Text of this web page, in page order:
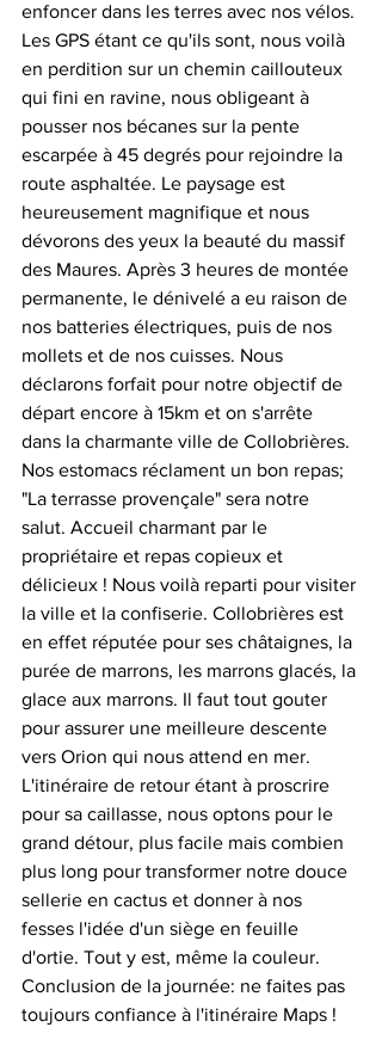
enfoncer dans les terres avec nos vélos.
Les GPS étant ce qu'ils sont, nous voilà
en perdition sur un chemin caillouteux
qui fini en ravine, nous obligeant à
pousser nos bécanes sur la pente
escarpée à 45 degrés pour rejoindre la
route asphaltée. Le paysage est
heureusement magnifique et nous
dévorons des yeux la beauté du massif
des Maures. Après 3 heures de montée
permanente, le dénivelé a eu raison de
nos batteries électriques, puis de nos
mollets et de nos cuisses. Nous
déclarons forfait pour notre objectif de
départ encore à 15km et on s'arrête
dans la charmante ville de Collobrières.
Nos estomacs réclament un bon repas;
"La terrasse provençale" sera notre
salut. Accueil charmant par le
propriétaire et repas copieux et
délicieux ! Nous voilà reparti pour visiter
la ville et la confiserie. Collobrières est
en effet réputée pour ses châtaignes, la
purée de marrons, les marrons glacés, la
glace aux marrons. Il faut tout gouter
pour assurer une meilleure descente
vers Orion qui nous attend en mer.
L'itinéraire de retour étant à proscrire
pour sa caillasse, nous optons pour le
grand détour, plus facile mais combien
plus long pour transformer notre douce
sellerie en cactus et donner à nos
fesses l'idée d'un siège en feuille
d'ortie. Tout y est, même la couleur.
Conclusion de la journée: ne faites pas
toujours confiance à l'itinéraire Maps !